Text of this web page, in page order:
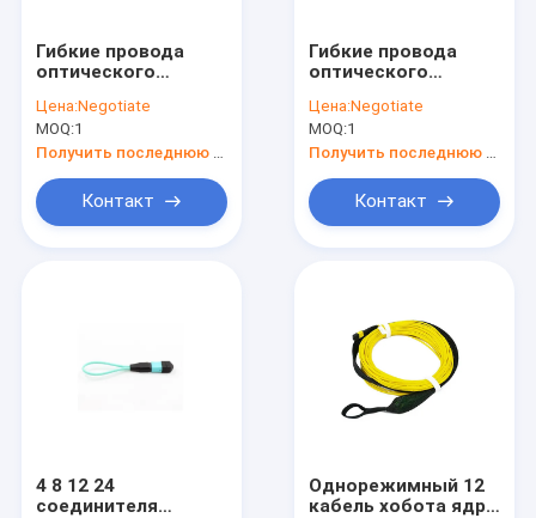
Гибкие провода
оптического
8F/APC MTP
одиночного режима
2
Цена:Negotiate
MOQ:1
Контакт
Гибкие провода
оптического
MPO/MTP SM
Цена:Negotiate
MOQ:1
Контакт
4 8 12 24
соединителя
Однорежимный 12
кабель хобота ядра